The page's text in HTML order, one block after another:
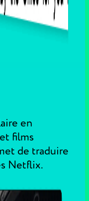
en
films
de traduire
Netflix.